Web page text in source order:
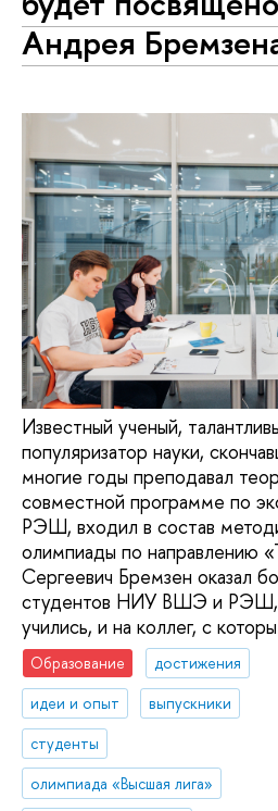
Андрея
Известный ученый,
популяризатор науки,
многие годы преподавал
совместной программе по
РЭШ, входил в состав
олимпиады по направлению
Сергеевич Бремзен оказал
студентов НИУ ВШЭ и РЭШ,
учились, и на коллег, с
Образование
достижения
идеи и опыт
выпускники
студенты
олимпиада «Высшая лига»